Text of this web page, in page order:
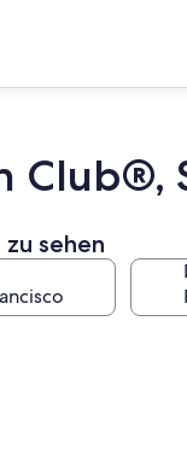
Club®,
sehen